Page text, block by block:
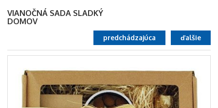
VIANOČNÁ SADA SLADKÝ
DOMOV
ďalšie
predchádzajúca